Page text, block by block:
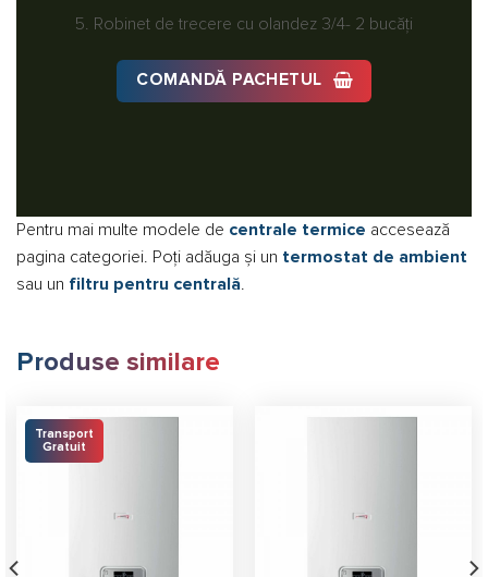
5. Robinet de trecere cu olandez 3/4- 2 bucăți
COMANDĂ PACHETUL
Pentru mai multe modele de centrale termice accesează
pagina categoriei. Poți adăuga și un termostat de ambient
sau un filtru pentru centrală
Produse similare
Transport
Gratuit